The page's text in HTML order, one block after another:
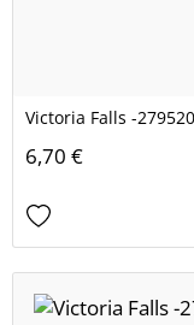
Victoria Falls -279520
6,70 €